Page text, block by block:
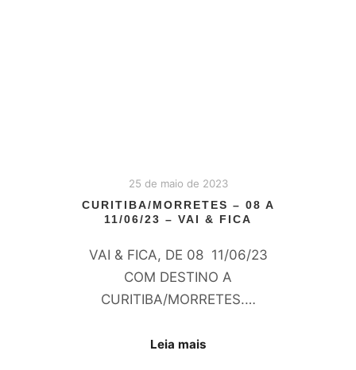
25 de maio de 2023
CURITIBA/MORRETES – 08 A
11/06/23 – VAI & FICA
VAI & FICA, DE 08 11/06/23
COM DESTINO A
CURITIBA/MORRETES.…
Leia mais